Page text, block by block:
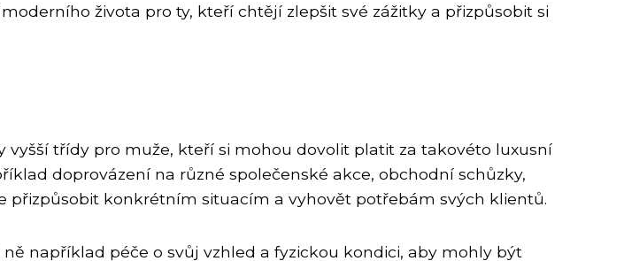
života pro ty, kteří chtějí zlepšit své zážitky a přizpůsobit si
vyšší třídy pro muže, kteří si mohou dovolit platit za takovéto luxusní
doprovázení na různé společenské akce, obchodní schůzky,
přizpůsobit konkrétním situacím a vyhovět potřebám svých klientů.
například péče o svůj vzhled a fyzickou kondici, aby mohly být